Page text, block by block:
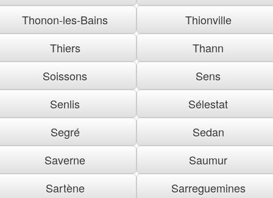
Thonon-les-Bains
Thionville
Thiers
Thann
Soissons
Sens
Senlis
Sélestat
Segré
Sedan
Saverne
Saumur
Sartène
Sarreguemines